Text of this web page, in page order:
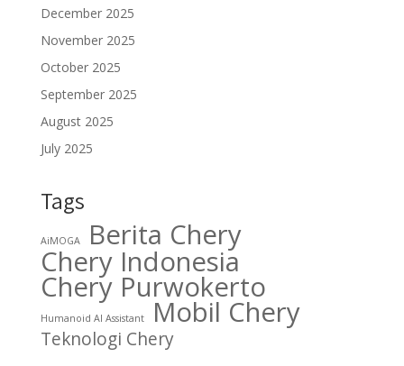
December 2025
November 2025
October 2025
September 2025
August 2025
July 2025
Tags
AiMOGA Berita Chery
Chery Indonesia
Chery Purwokerto
Humanoid AI Assistant Mobil Chery
Teknologi Chery